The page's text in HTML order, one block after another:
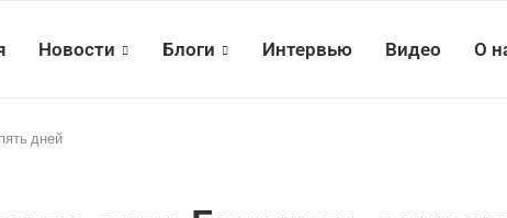
Новости Блоги Интервью Видео О
дней